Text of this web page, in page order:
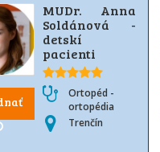
MUDr. Anna
Soldánová -
detskí
pacienti
Ortopéd -
ortopédia
Trenčín